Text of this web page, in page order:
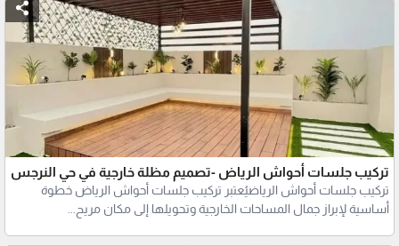
تركيب جلسات أحواش الرياض -تصميم مظلة خارجية في حي النرجس
تركيب جلسات أحواش الرياضيُعتبر تركيب جلسات أحواش الرياض خطوة
أساسية لإبراز جمال المساحات الخارجية وتحويلها إلى مكان مريح...